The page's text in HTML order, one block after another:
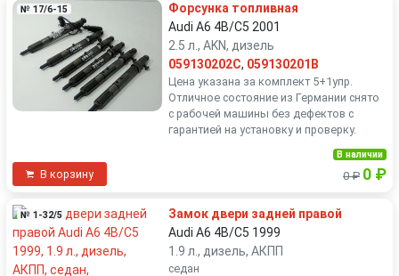
№ 17/6-15
Форсунка топливная
Audi A6 4B/C5 2001
2.5 л., AKN, дизель
059130202C, 059130201B
Цена указана за комплект 5+1упр.
Отличное состояние из Германии снято
с рабочей машины без дефектов с
гарантией на установку и проверку.
В корзину
В наличии
0 ₽ 0 ₽
№ 1-32/5
Замок двери задней правой
Audi A6 4B/C5 1999
1.9 л., дизель, АКПП
седан